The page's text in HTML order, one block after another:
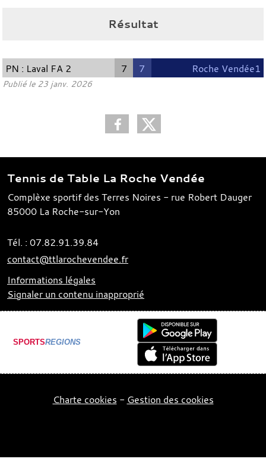
Résultat
PN : Laval FA 2 7 7 Roche Vendée1
Publié le 23 janv. 2026
Tennis de Table La Roche Vendée
Complèxe sportif des Terres Noires - rue Robert Dauger
85000 La Roche-sur-Yon
Tél. : 07.82.91.39.84
contact@ttlarochevendee.fr
Informations légales
Signaler un contenu inapproprié
SPORTSREGIONS
Charte cookies Gestion des cookies